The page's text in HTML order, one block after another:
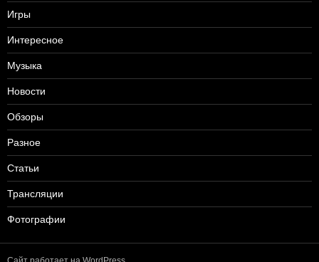
Игры
Интересное
Музыка
Новости
Обзоры
Разное
Статьи
Трансляции
Фотографии